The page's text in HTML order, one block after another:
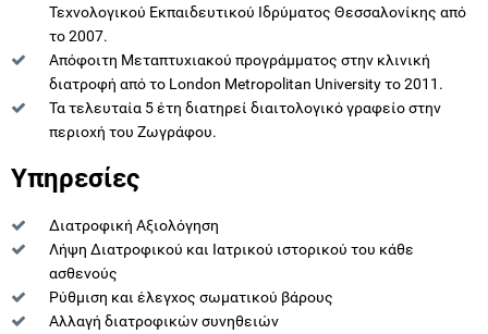
Τεχνολογικού Εκπαιδευτικού Ιδρύματος Θεσσαλονίκης από
το 2007.
Απόφοιτη Μεταπτυχιακού προγράμματος στην κλινική
διατροφή από το London Metropolitan University το 2011.
Τα τελευταία 5 έτη διατηρεί διαιτολογικό γραφείο στην
περιοχή του Ζωγράφου.
Υπηρεσίες
Διατροφική Αξιολόγηση
Λήψη Διατροφικού και Ιατρικού ιστορικού του κάθε
ασθενούς
Ρύθμιση και έλεγχος σωματικού βάρους
Αλλαγή διατροφικών συνηθειών